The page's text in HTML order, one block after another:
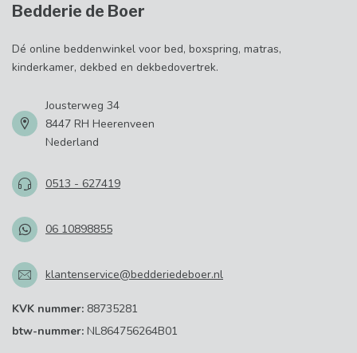
Bedderie de Boer
Dé online beddenwinkel voor bed, boxspring, matras,
kinderkamer, dekbed en dekbedovertrek.
Jousterweg 34
8447 RH Heerenveen
Nederland
0513 - 627419
06 10898855
klantenservice@bedderiedeboer.nl
KVK nummer: 88735281
btw-nummer: NL864756264B01